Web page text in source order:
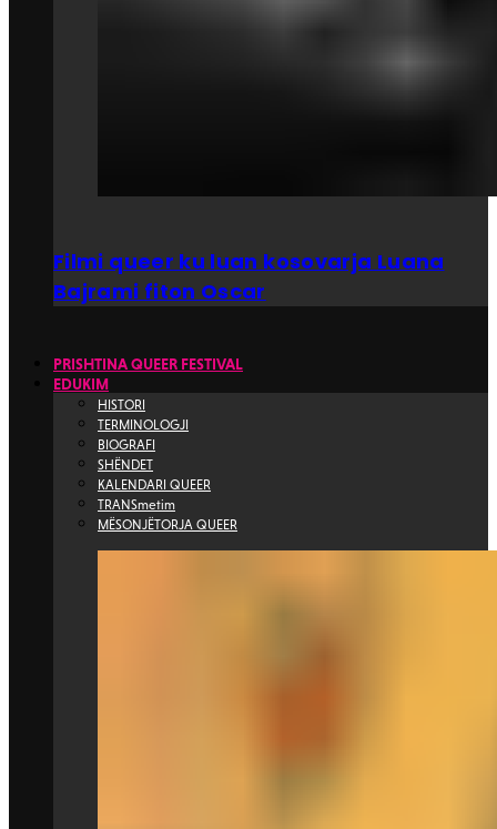
Filmi queer ku luan kosovarja Luana
Bajrami fiton Oscar
PRISHTINA QUEER FESTIVAL
EDUKIM
HISTORI
TERMINOLOGJI
BIOGRAFI
SHËNDET
KALENDARI QUEER
TRANSmetim
MËSONJËTORJA QUEER